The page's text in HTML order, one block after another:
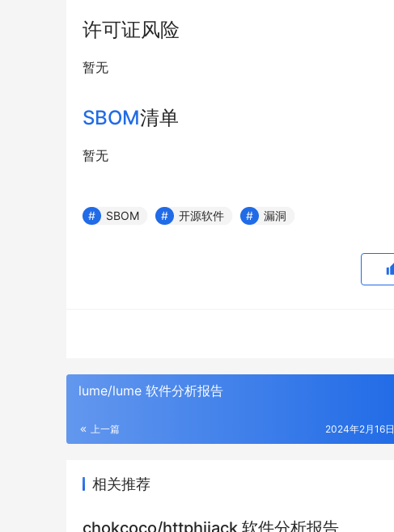
许可证风险
暂无
SBOM清单
暂无
SBOM 开源软件 漏洞
lume/lume 软件分析报告
上一篇 2024年2月16日
相关推荐